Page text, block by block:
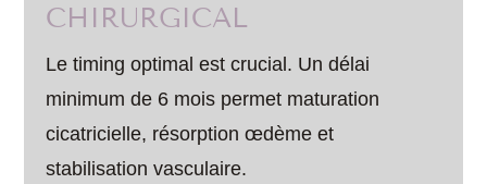
CHIRURGICAL
Le timing optimal est crucial. Un délai
minimum de 6 mois permet maturation
cicatricielle, résorption œdème et
stabilisation vasculaire.